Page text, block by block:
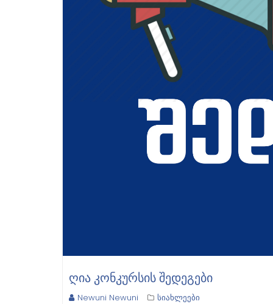
ᲦᲘᲐ ᲙᲝᲜᲙᲣᲠᲡᲘᲡ ᲨᲔᲓᲔᲒᲔᲑᲘ
Newuni Newuni სიახლეები